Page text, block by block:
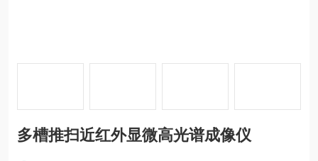
多槽推扫近红外显微高光谱成像仪